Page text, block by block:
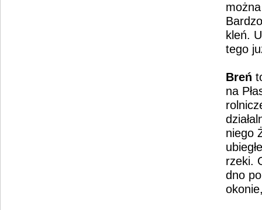
kleń.
tego
Breń
na
niego
rzeki.
dno